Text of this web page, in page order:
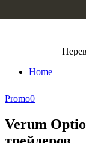
Home
Promo0
Verum